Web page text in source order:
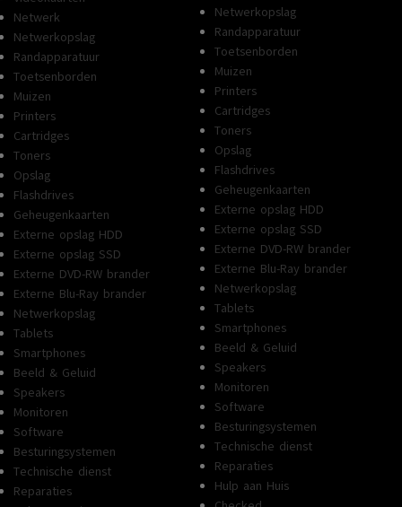
Netwerk
Netwerkopslag
Randapparatuur
Toetsenborden
Muizen
Printers
Cartridges
Toners
Opslag
Flashdrives
Geheugenkaarten
Externe opslag HDD
Externe opslag SSD
Externe DVD-RW brander
Externe Blu-Ray brander
Netwerkopslag
Tablets
Smartphones
Beeld & Geluid
Speakers
Monitoren
Software
Besturingsystemen
Technische dienst
Reparaties
Netwerkopslag
Randapparatuur
Toetsenborden
Muizen
Printers
Cartridges
Toners
Opslag
Flashdrives
Geheugenkaarten
Externe opslag HDD
Externe opslag SSD
Externe DVD-RW brander
Externe Blu-Ray brander
Netwerkopslag
Tablets
Smartphones
Beeld & Geluid
Speakers
Monitoren
Software
Besturingsystemen
Technische dienst
Reparaties
Hulp aan Huis